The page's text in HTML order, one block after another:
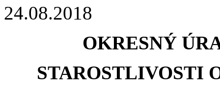
24.08.2018
OKRESNÝ
STAROSTLIVOSTI